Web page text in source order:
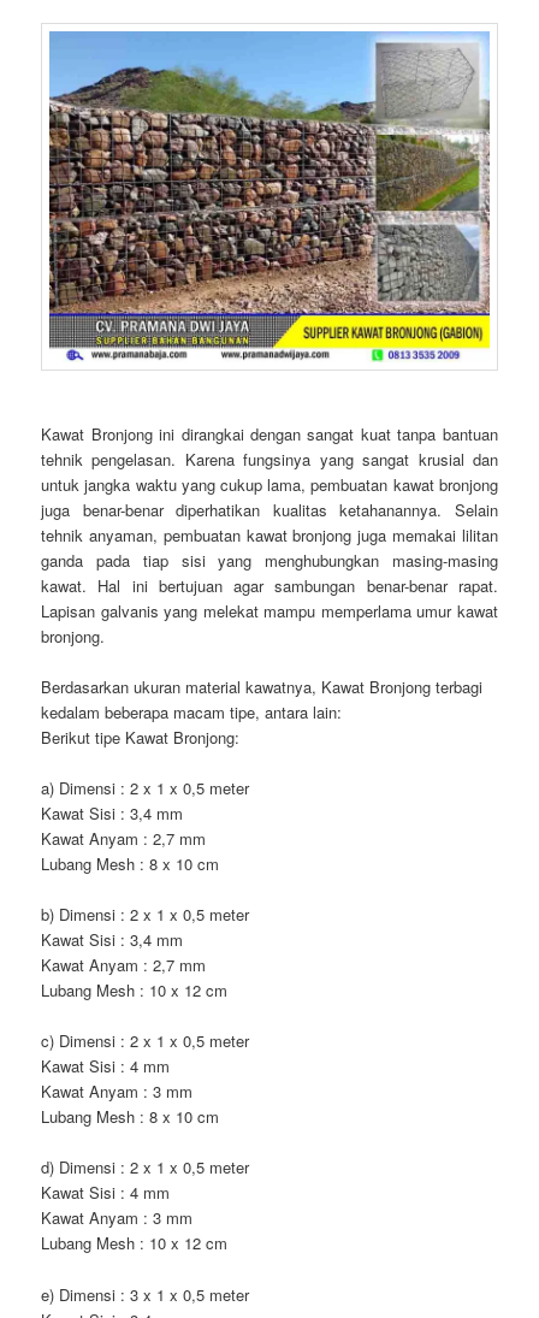
Kawat Bronjong ini dirangkai dengan sangat kuat tanpa bantuan
tehnik pengelasan. Karena fungsinya yang sangat krusial dan
untuk jangka waktu yang cukup lama, pembuatan kawat bronjong
juga benar-benar diperhatikan kualitas ketahanannya. Selain
tehnik anyaman, pembuatan kawat bronjong juga memakai lilitan
ganda pada tiap sisi yang menghubungkan masing-masing
kawat. Hal ini bertujuan agar sambungan benar-benar rapat.
Lapisan galvanis yang melekat mampu memperlama umur kawat
bronjong.
Berdasarkan ukuran material kawatnya, Kawat Bronjong terbagi
kedalam beberapa macam tipe, antara lain:
Berikut tipe Kawat Bronjong:
a) Dimensi : 2 x 1 x 0,5 meter
Kawat Sisi : 3,4 mm
Kawat Anyam : 2,7 mm
Lubang Mesh : 8 x 10 cm
b) Dimensi : 2 x 1 x 0,5 meter
Kawat Sisi : 3,4 mm
Kawat Anyam : 2,7 mm
Lubang Mesh : 10 x 12 cm
c) Dimensi : 2 x 1 x 0,5 meter
Kawat Sisi : 4 mm
Kawat Anyam : 3 mm
Lubang Mesh : 8 x 10 cm
d) Dimensi : 2 x 1 x 0,5 meter
Kawat Sisi : 4 mm
Kawat Anyam : 3 mm
Lubang Mesh : 10 x 12 cm
e) Dimensi : 3 x 1 x 0,5 meter